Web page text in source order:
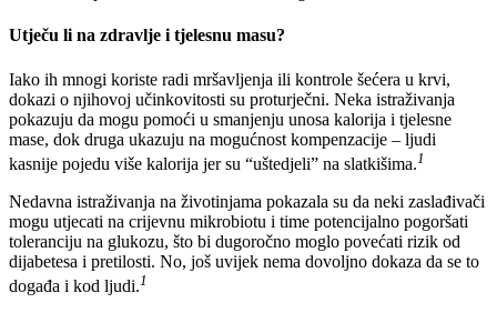
Utječu li na zdravlje i tjelesnu masu?
Iako ih mnogi koriste radi mršavljenja ili kontrole šećera u krvi,
dokazi o njihovoj učinkovitosti su proturječni. Neka istraživanja
pokazuju da mogu pomoći u smanjenju unosa kalorija i tjelesne
mase, dok druga ukazuju na mogućnost kompenzacije – ljudi
kasnije pojedu više kalorija jer su “uštedjeli” na slatkišima.1
Nedavna istraživanja na životinjama pokazala su da neki zaslađivači
mogu utjecati na crijevnu mikrobiotu i time potencijalno pogoršati
toleranciju na glukozu, što bi dugoročno moglo povećati rizik od
dijabetesa i pretilosti. No, još uvijek nema dovoljno dokaza da se to
događa i kod ljudi.1